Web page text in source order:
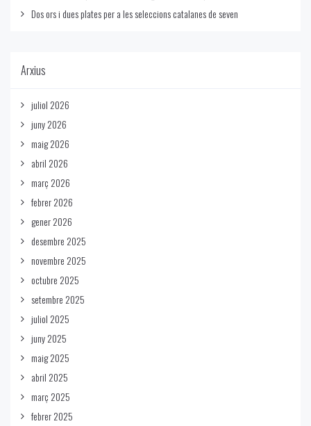
Dos ors i dues plates per a les seleccions catalanes de seven
Arxius
juliol 2026
juny 2026
maig 2026
abril 2026
març 2026
febrer 2026
gener 2026
desembre 2025
novembre 2025
octubre 2025
setembre 2025
juliol 2025
juny 2025
maig 2025
abril 2025
març 2025
febrer 2025